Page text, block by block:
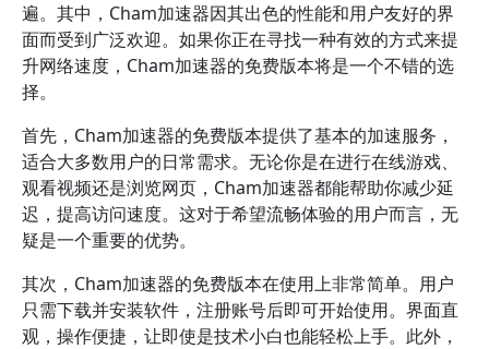
遍。其中，Cham加速器因其出色的性能和用户友好的界
面而受到广泛欢迎。如果你正在寻找一种有效的方式来提
升网络速度，Cham加速器的免费版本将是一个不错的选
择。
首先，Cham加速器的免费版本提供了基本的加速服务，
适合大多数用户的日常需求。无论你是在进行在线游戏、
观看视频还是浏览网页，Cham加速器都能帮助你减少延
迟，提高访问速度。这对于希望流畅体验的用户而言，无
疑是一个重要的优势。
其次，Cham加速器的免费版本在使用上非常简单。用户
只需下载并安装软件，注册账号后即可开始使用。界面直
观，操作便捷，让即使是技术小白也能轻松上手。此外，